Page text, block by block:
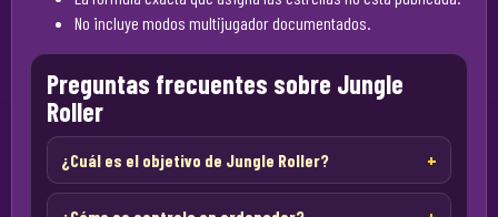
No incluye modos multijugador documentados.
Preguntas frecuentes sobre Jungle
Roller
¿Cuál es el objetivo de Jungle Roller?